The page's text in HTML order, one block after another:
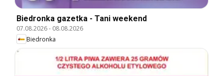
Biedronka gazetka - Tani weekend
07.08.2026- 08.08.2026
Biedronka